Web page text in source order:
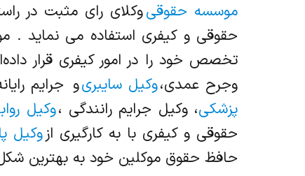
موسسه حقوقیوکلای رای مثبت در
حقوقی و کیفری استفاده می نماید .
تخصص خود را در امور کیفری قرار
وجرح عمدی،وکیل سایبریو جرایم
پزشکی، وکیل جرایم رانندگی ،وکیل
حقوقی و کیفری با به کارگیری ازوکیل
حافظ حقوق موکلین خود به بهترین